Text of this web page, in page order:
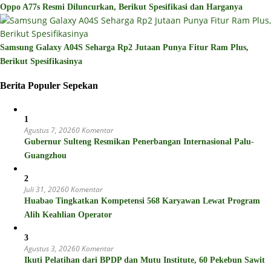
Oppo A77s Resmi Diluncurkan, Berikut Spesifikasi dan Harganya
Samsung Galaxy A04S Seharga Rp2 Jutaan Punya Fitur Ram Plus,
Berikut Spesifikasinya
Berita Populer Sepekan
1
Agustus 7, 20260 Komentar
Gubernur Sulteng Resmikan Penerbangan Internasional Palu-
Guangzhou
2
Juli 31, 20260 Komentar
Huabao Tingkatkan Kompetensi 568 Karyawan Lewat Program
Alih Keahlian Operator
3
Agustus 3, 20260 Komentar
Ikuti Pelatihan dari BPDP dan Mutu Institute, 60 Pekebun Sawit